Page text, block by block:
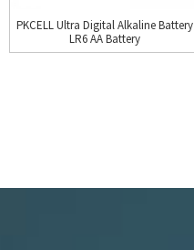
PKCELL Ultra Digital Alkaline Battery
LR6 AA Battery